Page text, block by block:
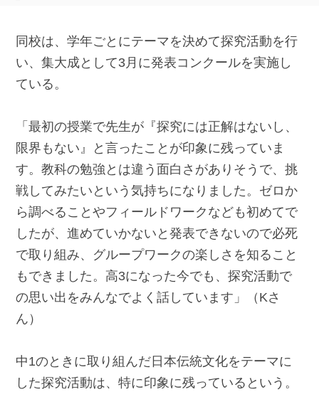
同校は、学年ごとにテーマを決めて探究活動を行
い、集大成として3月に発表コンクールを実施し
ている。
「最初の授業で先生が『探究には正解はないし、
限界もない』と言ったことが印象に残っていま
す。教科の勉強とは違う面白さがありそうで、挑
戦してみたいという気持ちになりました。ゼロか
ら調べることやフィールドワークなども初めてで
したが、進めていかないと発表できないので必死
で取り組み、グループワークの楽しさを知ること
もできました。高3になった今でも、探究活動で
の思い出をみんなでよく話しています」（Kさ
ん）
中1のときに取り組んだ日本伝統文化をテーマに
した探究活動は、特に印象に残っているという。